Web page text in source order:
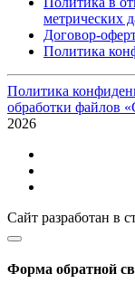
метрических
Договор-
Политика
Политика
обработки файлов
2026
Сайт разработан в
Форма обратной